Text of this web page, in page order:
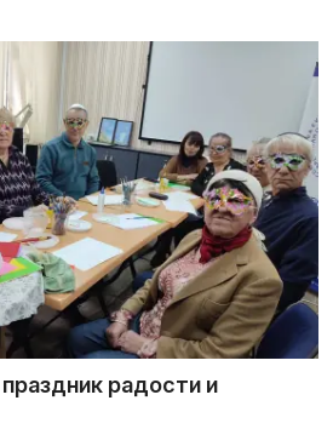
радости и